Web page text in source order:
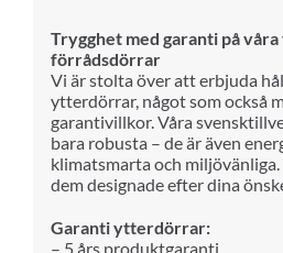
Trygghet med garanti på
förrådsdörrar
Vi är stolta över att erbjuda
ytterdörrar, något som också
garantivillkor. Våra
bara robusta – de är även
klimatsmarta och
dem designade efter dina
Garanti ytterdörrar:
– 5 års produktgaranti